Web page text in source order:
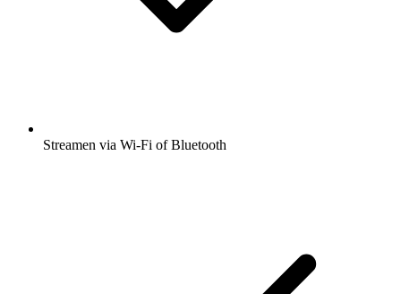
Streamen via Wi-Fi of Bluetooth